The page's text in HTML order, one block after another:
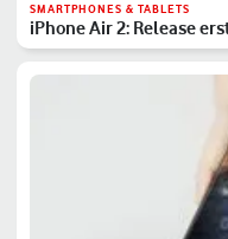
SMARTPHONES & TABLETS
iPhone Air 2: Release